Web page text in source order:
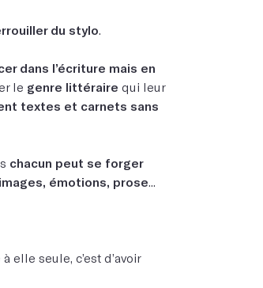
du stylo.
dans l’écriture mais en
le genre littéraire qui leur
textes et carnets sans
chacun peut se forger
émotions, prose...
elle seule, c’est d’avoir